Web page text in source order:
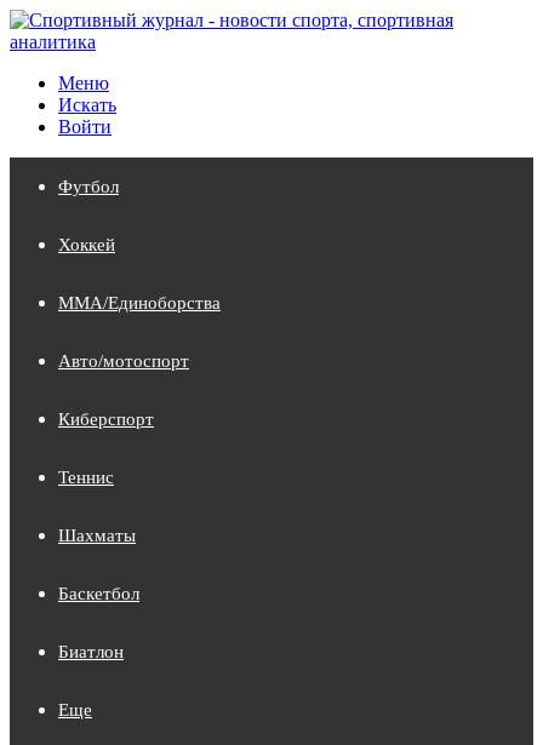
Меню
Искать
Войти
Футбол
Хоккей
MMA/Единоборства
Авто/мотоспорт
Киберспорт
Теннис
Шахматы
Баскетбол
Биатлон
Еще